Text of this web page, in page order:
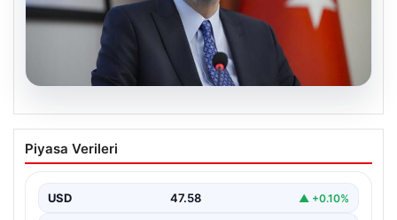
03.08.2026
Burhanettin Duran: İsrail’in saldırıları
barışa yönelik çabayı sabote
Piyasa Verileri
USD 47.58 ▲ +0.10%